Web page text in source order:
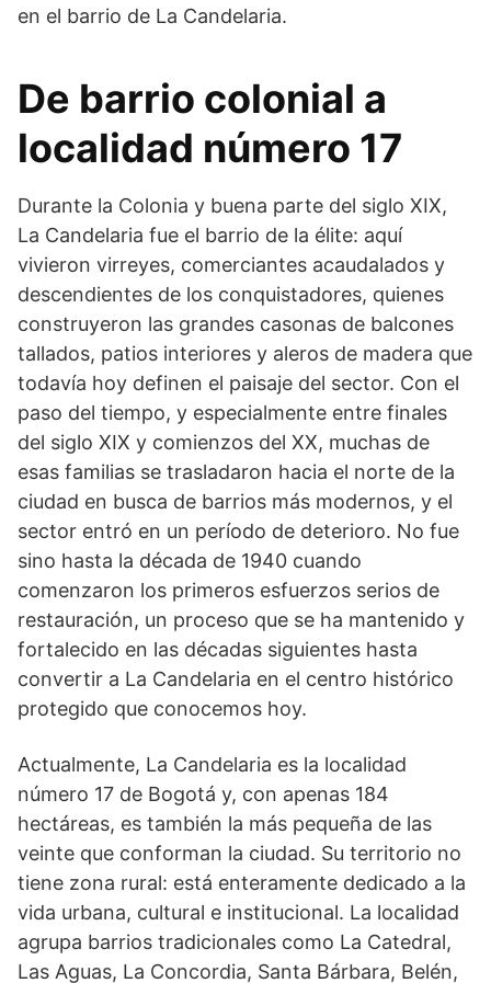
en el barrio de La Candelaria.
De barrio colonial a
localidad número 17
Durante la Colonia y buena parte del siglo XIX,
La Candelaria fue el barrio de la élite: aquí
vivieron virreyes, comerciantes acaudalados y
descendientes de los conquistadores, quienes
construyeron las grandes casonas de balcones
tallados, patios interiores y aleros de madera que
todavía hoy definen el paisaje del sector. Con el
paso del tiempo, y especialmente entre finales
del siglo XIX y comienzos del XX, muchas de
esas familias se trasladaron hacia el norte de la
ciudad en busca de barrios más modernos, y el
sector entró en un período de deterioro. No fue
sino hasta la década de 1940 cuando
comenzaron los primeros esfuerzos serios de
restauración, un proceso que se ha mantenido y
fortalecido en las décadas siguientes hasta
convertir a La Candelaria en el centro histórico
protegido que conocemos hoy.
Actualmente, La Candelaria es la localidad
número 17 de Bogotá y, con apenas 184
hectáreas, es también la más pequeña de las
veinte que conforman la ciudad. Su territorio no
tiene zona rural: está enteramente dedicado a la
vida urbana, cultural e institucional. La localidad
agrupa barrios tradicionales como La Catedral,
Las Aguas, La Concordia, Santa Bárbara, Belén,